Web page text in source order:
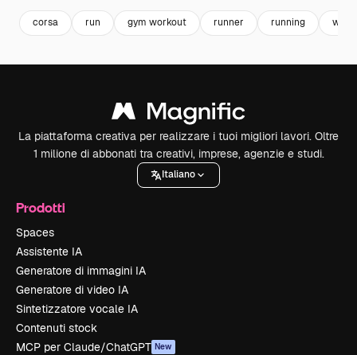
corsa run gym workout runner running
La piattaforma creativa per realizzare i tuoi migliori lavori. Oltre
1 milione di abbonati tra creativi, imprese, agenzie e studi.
Italiano
Prodotti
Spaces
Assistente IA
Generatore di immagini IA
Generatore di video IA
Sintetizzatore vocale IA
Contenuti stock
MCP per Claude/ChatGPT New